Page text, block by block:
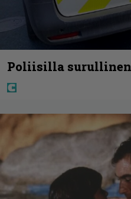
Poliisilla